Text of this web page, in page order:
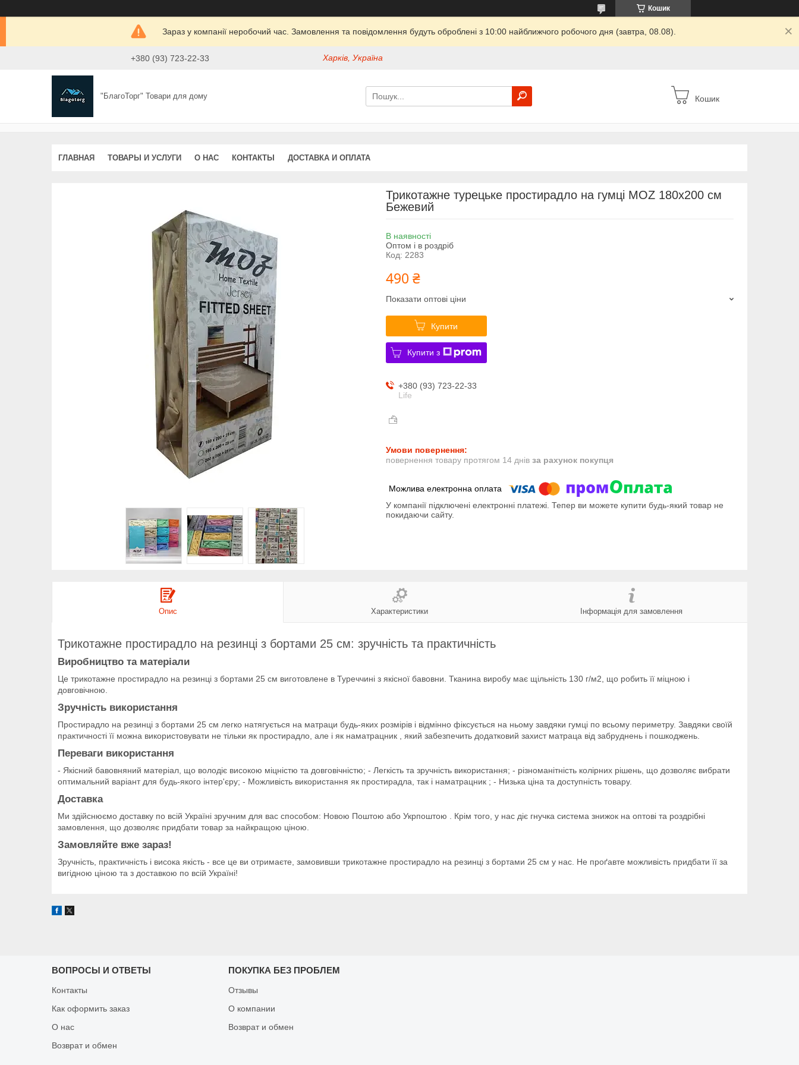
Кошик
Зараз у компанії неробочий час. Замовлення та повідомлення будуть оброблені з 10:00 найближчого робочого дня (завтра, 08.08).
+380 (93) 723-22-33 Харків, Україна
"БлагоТорг" Товари для дому Кошик
ГЛАВНАЯ ТОВАРЫ И УСЛУГИ О НАС КОНТАКТЫ ДОСТАВКА И ОПЛАТА
Трикотажне турецьке простирадло на гумці MOZ 180х200 см
Бежевий
В наявності
Оптом і в роздріб
Код: 2283
490 ₴
Показати оптові ціни
Купити
Купити з
+380 (93) 723-22-33
Life
повернення товару протягом 14 днів за рахунок покупця
У компанії підключені електронні платежі. Тепер ви можете купити будь-який товар не
покидаючи сайту.
Опис Характеристики Інформація для замовлення
Трикотажне простирадло на резинці з бортами 25 см: зручність та практичність
Виробництво та матеріали
Це трикотажне простирадло на резинці з бортами 25 см виготовлене в Туреччині з якісної бавовни. Тканина виробу має щільність 130 г/м2, що робить її міцною і
довговічною.
Зручність використання
Простирадло на резинці з бортами 25 см легко натягується на матраци будь-яких розмірів і відмінно фіксується на ньому завдяки гумці по всьому периметру. Завдяки своїй
практичності її можна використовувати не тільки як простирадло, але і як наматрацник , який забезпечить додатковий захист матраца від забруднень і пошкоджень.
Переваги використання
- Якісний бавовняний матеріал, що володіє високою міцністю та довговічністю; - Легкість та зручність використання; - різноманітність колірних рішень, що дозволяє вибрати
оптимальний варіант для будь-якого інтер'єру; - Можливість використання як простирадла, так і наматрацник ; - Низька ціна та доступність товару.
Доставка
Ми здійснюємо доставку по всій Україні зручним для вас способом: Новою Поштою або Укрпоштою . Крім того, у нас діє гнучка система знижок на оптові та роздрібні
замовлення, що дозволяє придбати товар за найкращою ціною.
Замовляйте вже зараз!
Зручність, практичність і висока якість - все це ви отримаєте, замовивши трикотажне простирадло на резинці з бортами 25 см у нас. Не проґавте можливість придбати її за
вигідною ціною та з доставкою по всій Україні!
ВОПРОСЫ И ОТВЕТЫ
Контакты
Как оформить заказ
О нас
Возврат и обмен
ПОКУПКА БЕЗ ПРОБЛЕМ
Отзывы
О компании
Возврат и обмен